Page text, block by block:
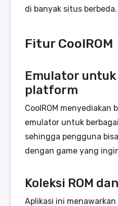
di banyak situs berbeda.
Fitur CoolROM
Emulator
platform
CoolROM menyediakan
emulator untuk
sehingga pengguna
dengan game yang
Koleksi ROM
Aplikasi ini menawarkan